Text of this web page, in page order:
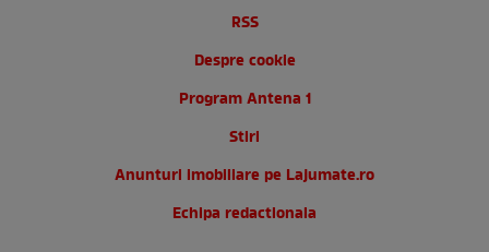
RSS
Despre cookie
Program Antena 1
Stiri
Anunturi imobiliare pe Lajumate.ro
Echipa redactionala